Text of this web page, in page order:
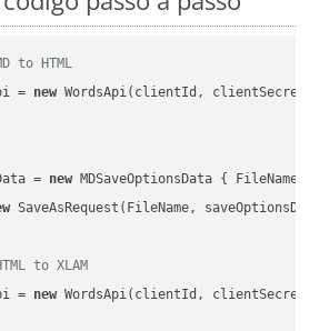
to HTML
= new WordsApi(clientId, clientSecret);
= new MDSaveOptionsData { FileName =
SaveAsRequest(FileName,
to XLAM
= new WordsApi(clientId, clientSecret);